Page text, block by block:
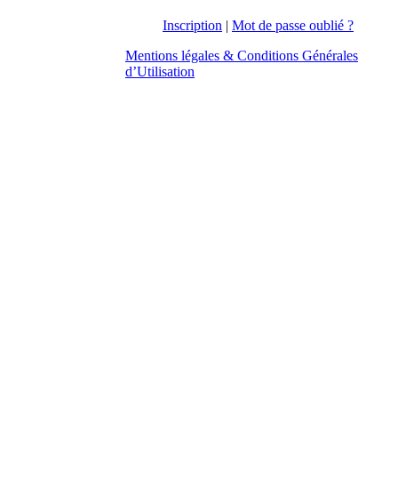
Inscription | Mot de passe oublié ?
Mentions légales & Conditions Générales
d’Utilisation